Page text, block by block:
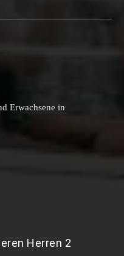
Erwachsene in
Herren 2